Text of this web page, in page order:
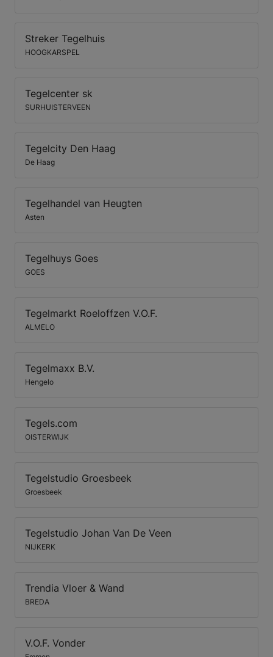
Streker Tegelhuis
HOOGKARSPEL
Tegelcenter sk
SURHUISTERVEEN
Tegelcity Den Haag
De Haag
Tegelhandel van Heugten
Asten
Tegelhuys Goes
GOES
Tegelmarkt Roeloffzen V.O.F.
ALMELO
Tegelmaxx B.V.
Hengelo
Tegels.com
OISTERWIJK
Tegelstudio Groesbeek
Groesbeek
Tegelstudio Johan Van De Veen
NIJKERK
Trendia Vloer & Wand
BREDA
V.O.F. Vonder